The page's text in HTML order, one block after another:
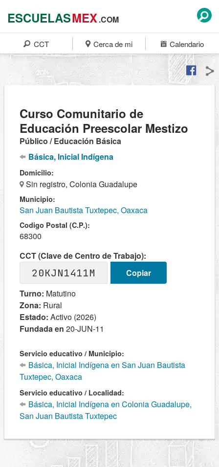
ESCUELASMEX.COM
CCT Cerca de mi Calendario
Curso Comunitario de
Educación Preescolar Mestizo
Público / Educación Básica
Básica, Inicial Indígena
Domicilio:
Sin registro, Colonia Guadalupe
Municipio:
San Juan Bautista Tuxtepec, Oaxaca
Codigo Postal (C.P.):
68300
CCT (Clave de Centro de Trabajo):
20KJN1411M
Copiar
Turno: Matutino
Zona: Rural
Estado: Activo (2026)
Fundada en 20-JUN-11
Servicio educativo / Municipio:
Básica, Inicial Indígena en San Juan Bautista
Tuxtepec, Oaxaca
Servicio educativo / Localidad:
Básica, Inicial Indígena en Colonia Guadalupe,
San Juan Bautista Tuxtepec